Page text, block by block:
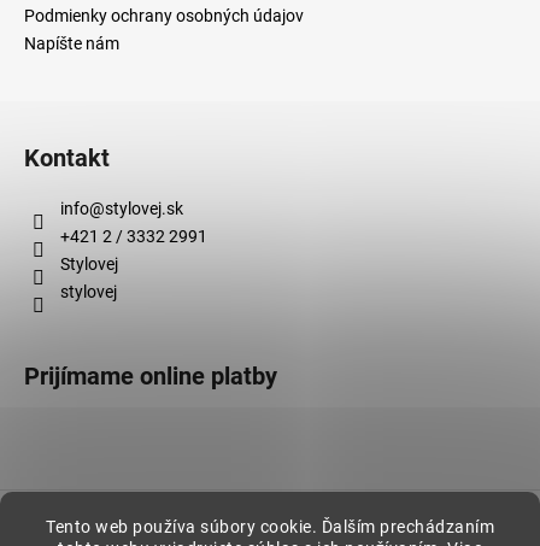
Tento web používa súbory cookie. Ďalším prechádzaním
Podmienky ochrany osobných údajov
Napíšte nám
Kontakt
info@stylovej.sk
+421 2 / 3332 2991
Stylovej
stylovej
Prijímame online platby
Vytvoril Shoptet